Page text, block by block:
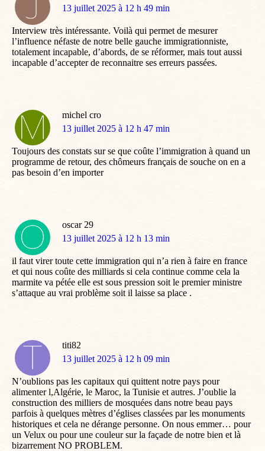
dit
13 juillet 2025 à 12 h 49 min
Interview très intéressante. Voilà qui permet de mesurer
l’influence néfaste de notre belle gauche immigrationniste,
totalement incapable, d’abords, de se réformer, mais tout aussi
incapable d’accepter de reconnaitre ses erreurs passées.
michel cro
dit
13 juillet 2025 à 12 h 47 min
Toujours des constats sur se que coûte l’immigration à quand un
programme de retour, des chômeurs français de souche on en a
pas besoin d’en importer
oscar 29
dit
13 juillet 2025 à 12 h 13 min
il faut virer toute cette immigration qui n’a rien à faire en france
et qui nous coûte des milliards si cela continue comme cela la
marmite va pétée elle est sous pression soit le premier ministre
s’attaque au vrai problème soit il laisse sa place .
titi82
dit
13 juillet 2025 à 12 h 09 min
N’oublions pas les capitaux qui quittent notre pays pour
alimenter l,Algérie, le Maroc, la Tunisie et autres. J’oublie la
construction des milliers de mosquées dans notre beau pays
parfois à quelques mètres d’églises classées par les monuments
historiques et cela ne dérange personne. On nous emmer… pour
un Velux ou pour une couleur sur la façade de notre bien et là
bizarrement NO PROBLEM.